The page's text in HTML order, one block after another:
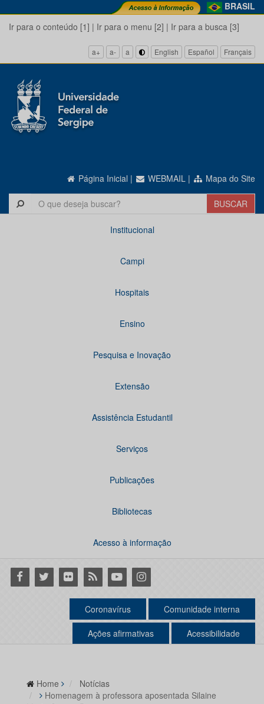
BRASIL
Ir para o conteúdo [1] | Ir para o menu [2] | Ir para a busca [3]
a+ a- a English Español Français
Página Inicial | WEBMAIL | Mapa do Site
Institucional
Campi
Hospitais
Ensino
Pesquisa e Inovação
Extensão
Assistência Estudantil
Serviços
Publicações
Bibliotecas
Acesso à informação
Facebook
Twitter Flickr RSS YoutubeInstagram
Coronavírus Comunidade interna
Ações afirmativas Acessibilidade
Home
Notícias
Homenagem à professora aposentada Silaine